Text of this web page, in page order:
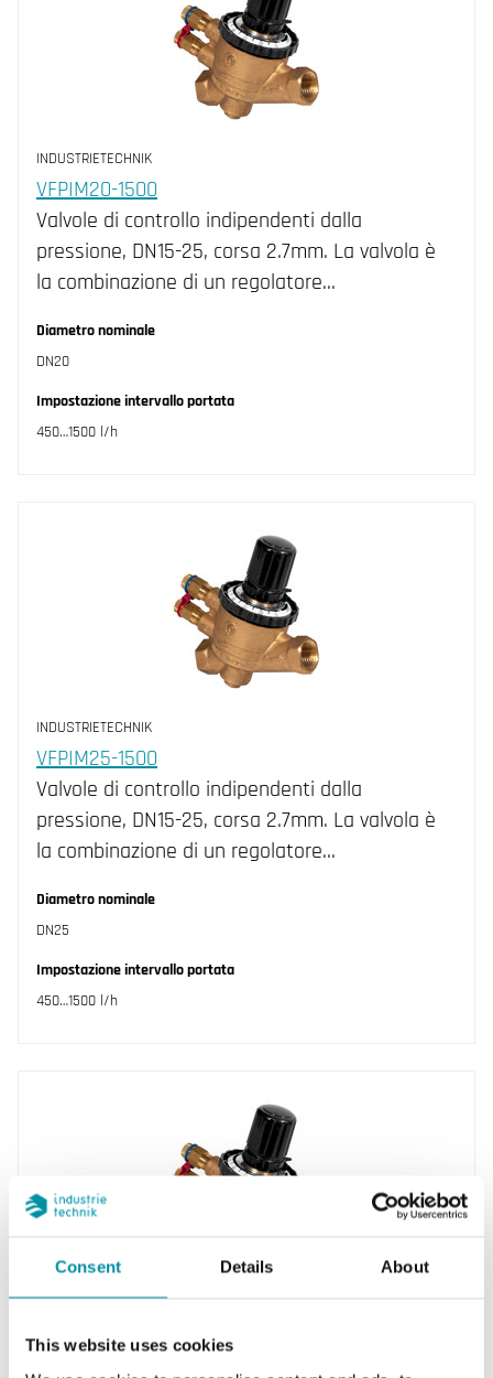
Consent Details About
This website uses cookies
INDUSTRIETECHNIK
VFPIM20-1500
Valvole di controllo indipendenti dalla
pressione, DN15-25, corsa 2.7mm. La valvola è
la combinazione di un regolatore…
Diametro nominale
DN20
Impostazione intervallo portata
450…1500 l/h
INDUSTRIETECHNIK
VFPIM25-1500
Valvole di controllo indipendenti dalla
pressione, DN15-25, corsa 2.7mm. La valvola è
la combinazione di un regolatore…
Diametro nominale
DN25
Impostazione intervallo portata
450…1500 l/h
INDUSTRIETECHNIK
Valvole di controllo indipendenti dalla